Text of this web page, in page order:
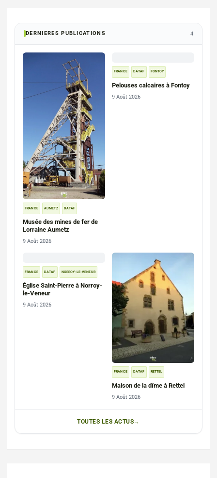
DERNIERES PUBLICATIONS 4
FRANCE AUMETZ DATAF
Musée des mines de fer de
Lorraine Aumetz
9 Août 2026
FRANCE DATAF FONTOY
Pelouses calcaires à Fontoy
9 Août 2026
FRANCE DATAF NORROY-LE-VENEUR
Église Saint-Pierre à Norroy-
le-Veneur
9 Août 2026
FRANCE DATAF RETTEL
Maison de la dîme à Rettel
9 Août 2026
TOUTES LES ACTUS